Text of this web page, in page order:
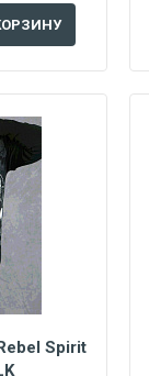
Spirit